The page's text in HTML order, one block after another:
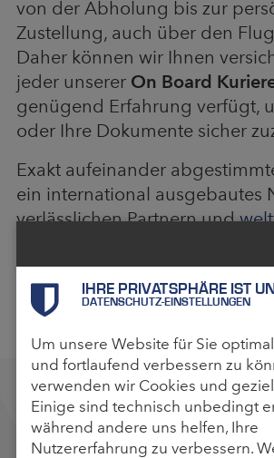
von der Abholung bis zur
Zustellung, auch über den
Daher können wir Ihnen
jeder unserer On Board
genügend Erfahrung verfügt,
oder Ihre Dokumente sicher
Exakt aufeinander
ein international ausgebautes
verlässlichen Partnern und
uns extrem kurze
hervorragende Qualitäts- und
Sicherheitsstandards.
LOGISTISCHER
Wir haben die Lösung 24/7.
Geschäftskunden.
IHRE PRIVATSPHÄRE IST
DATENSCHUTZ-EINSTELLUNGEN
Um unsere Website für Sie
und fortlaufend verbessern zu
verwenden wir Cookies und
Einige sind technisch unbedingt
während andere uns helfen, Ihre
Nutzererfahrung zu verbessern.